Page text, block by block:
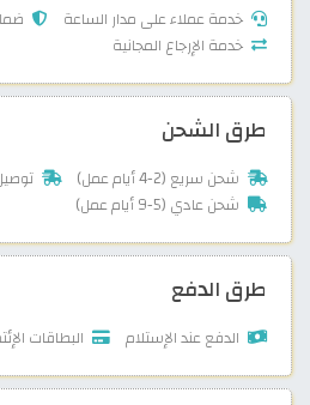
خدمة عملاء على مدار الساعة
خدمة الإرجاع المجانية
طرق الشحن
شحن سريع (2-4 أيام عمل)
شحن عادي (5-9 أيام عمل)
طرق الدفع
الدفع عند الإستلام البطاقات